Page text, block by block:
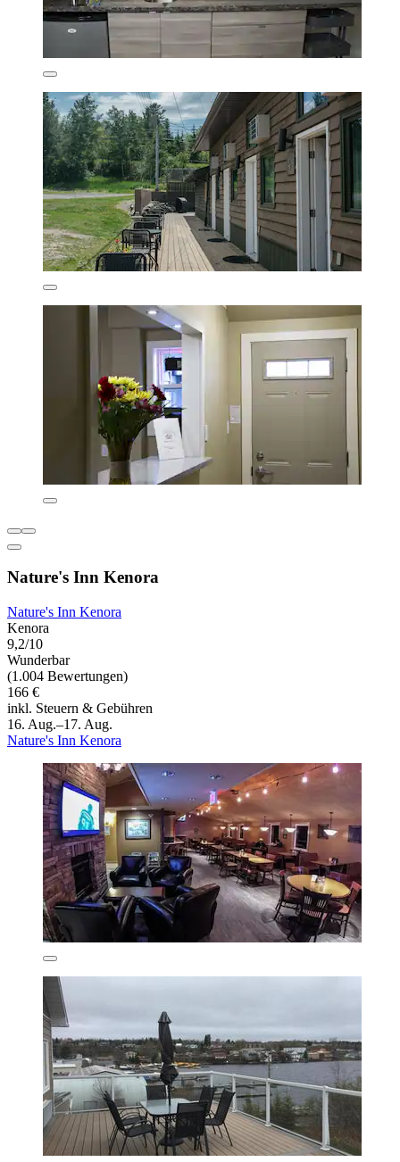
Nature's Inn Kenora
Nature's Inn Kenora
Kenora
9,2/10
Wunderbar
(1.004 Bewertungen)
166 €
inkl. Steuern & Gebühren
16. Aug.–17. Aug.
Nature's Inn Kenora